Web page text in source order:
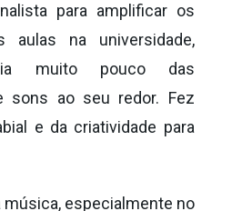
para amplificar os
aulas na universidade,
muito pouco das
sons ao seu redor. Fez
e da criatividade para
especialmente no